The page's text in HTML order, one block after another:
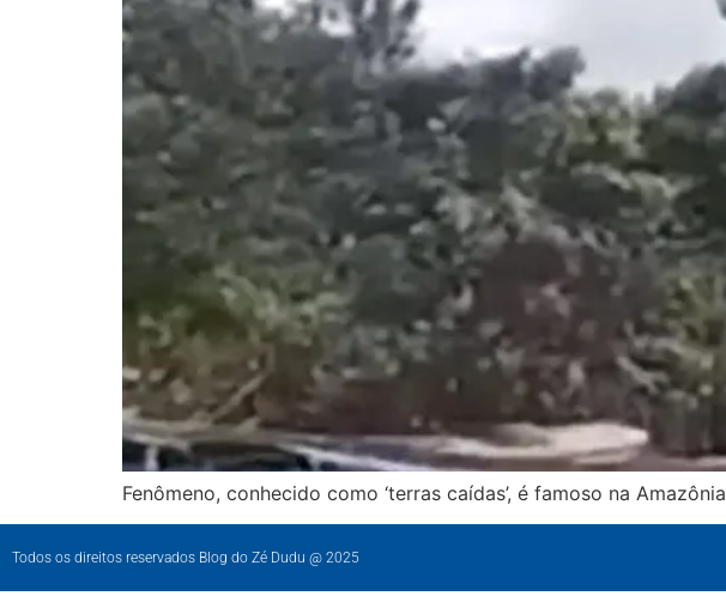
Fenômeno, conhecido como ‘terras caídas’, é famoso na Amazônia
Todos os direitos reservados Blog do Zé Dudu @ 2025